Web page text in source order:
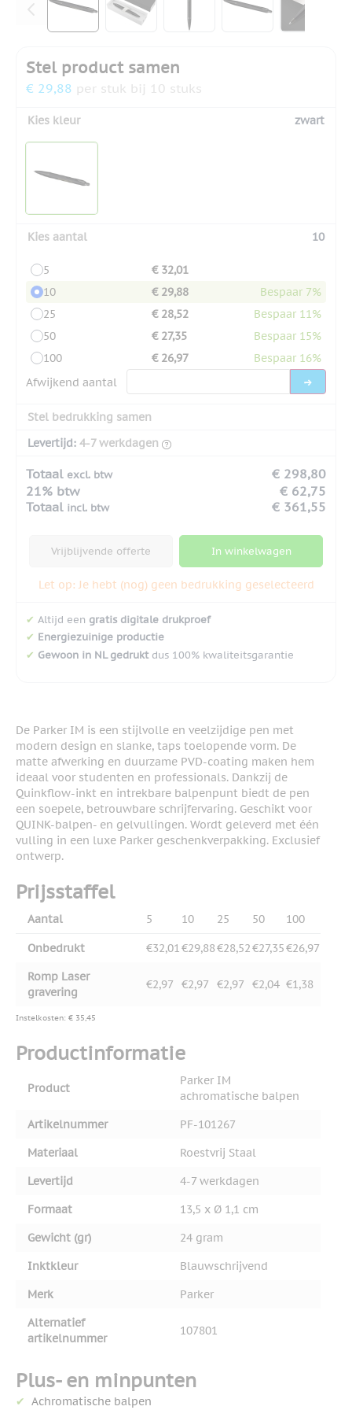
Stel product samen
€ 29,88 per stuk bij 10 stuks
Kies kleur zwart
Kies aantal 10
5
€ 32,01
10
€ 29,88
Bespaar 7%
25
€ 28,52
Bespaar 11%
50
€ 27,35
Bespaar 15%
100
€ 26,97
Bespaar 16%
Afwijkend aantal
Stel bedrukking samen
Levertijd: 4-7 werkdagen
Totaal excl. btw
€ 298,80
21% btw
€ 62,75
Totaal incl. btw € 361,55
Vrijblijvende offerte In winkelwagen
Let op: Je hebt (nog) geen bedrukking geselecteerd
✔ Altijd een gratis digitale drukproef
✔ Energiezuinige productie
✔ Gewoon in NL gedruktdus 100% kwaliteitsgarantie
De Parker IM is een stijlvolle en veelzijdige pen met
modern design en slanke, taps toelopende vorm. De
matte afwerking en duurzame PVD-coating maken hem
ideaal voor studenten en professionals. Dankzij de
Quinkflow-inkt en intrekbare balpenpunt biedt de pen
een soepele, betrouwbare schrijfervaring. Geschikt voor
QUINK-balpen- en gelvullingen. Wordt geleverd met één
vulling in een luxe Parker geschenkverpakking. Exclusief
ontwerp.
Prijsstaffel
Aantal 5 10 25 50 100
Onbedrukt €32,01€29,88€28,52€27,35€26,97
Romp Laser
gravering
€2,97 €2,97 €2,97 €2,04 €1,38
Instelkosten: € 35,45
Productinformatie
Product
Parker IM
achromatische balpen
Artikelnummer
PF-101267
Materiaal
Roestvrij Staal
Levertijd
4-7 werkdagen
Formaat
13,5 x Ø 1,1 cm
Gewicht (gr)
24 gram
Inktkleur
Blauwschrijvend
Merk
Parker
Alternatief
artikelnummer
107801
Plus- en minpunten
Achromatische balpen